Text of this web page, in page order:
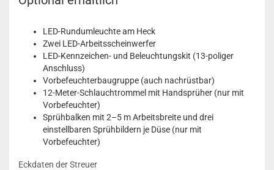
LED-Rundumleuchte am Heck
Zwei LED-Arbeitsscheinwerfer
LED-Kennzeichen- und Beleuchtungskit (13-poliger
Anschluss)
Vorbefeuchterbaugruppe (auch nachrüstbar)
12-Meter-Schlauchtrommel mit Handsprüher (nur mit
Vorbefeuchter)
Sprühbalken mit 2–5 m Arbeitsbreite und drei
einstellbaren Sprühbildern je Düse (nur mit
Vorbefeuchter)
Eckdaten der Streuer